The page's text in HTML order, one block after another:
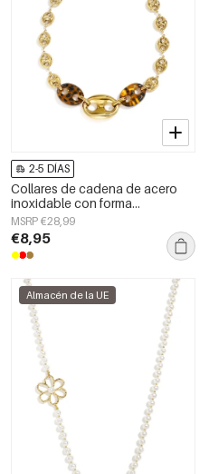
2-5 DÍAS
Collares de cadena de acero
inoxidable con forma
geométrica, sencillos, de la
serie Daily Simple, joyería para
mujer.
MSRP €28,99
€8,95
Almacén de la UE